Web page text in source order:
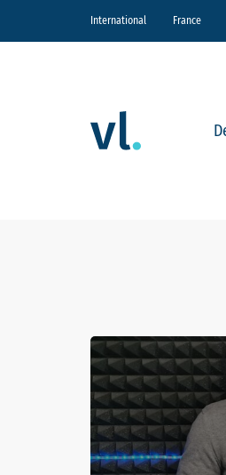
International France